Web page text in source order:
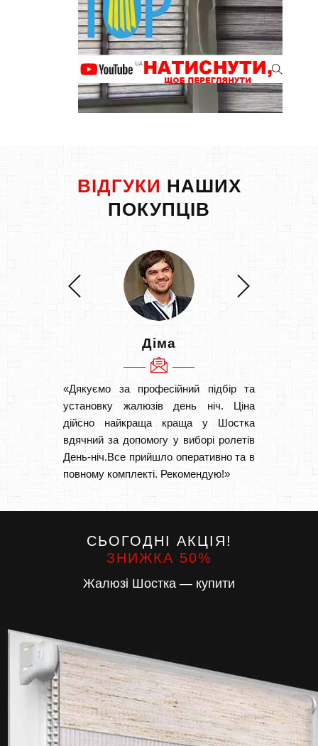
ВІДГУКИ НАШИХ
ПОКУПЦІВ
Діма
«Дякуємо за професійний підбір та
установку жалюзів день ніч. Ціна
дійсно найкраща краща у Шостка
вдячний за допомогу у виборі ролетів
День-ніч.Все прийшло оперативно та в
повному комплекті. Рекомендую!»
СЬОГОДНІ АКЦІЯ!
ЗНИЖКА 50%
Жалюзі Шостка — купити